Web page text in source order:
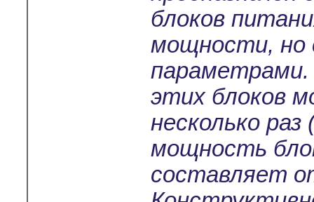
блоков
мощности, но
этих блоков
несколько
мощность
составляет